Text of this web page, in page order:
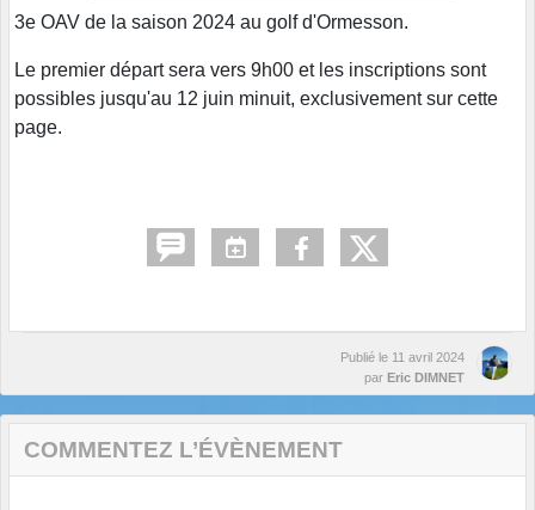
3e OAV de la saison 2024 au golf d'Ormesson.
Le premier départ sera vers 9h00 et les inscriptions sont
possibles jusqu'au 12 juin minuit, exclusivement sur cette
page.
Publié le 11 avril 2024
par Eric DIMNET
COMMENTEZ L’ÉVÈNEMENT